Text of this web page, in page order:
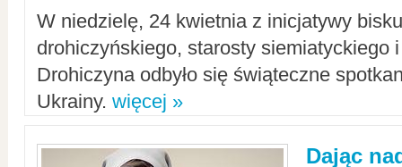
W niedzielę, 24 kwietnia z inicjatywy
drohiczyńskiego, starosty siemiatyckiego
Drohiczyna odbyło się świąteczne
Ukrainy. więcej »
Dając